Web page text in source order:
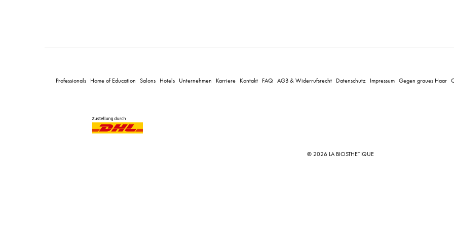
Professionals Home of Education Salons Hotels Unternehmen Karriere Kontakt FAQ AGB & Widerrufsrecht Datenschutz Impressum Gegen graues Haar
© 2026 LA BIOSTHETIQUE